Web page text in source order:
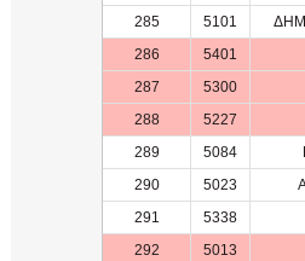
285
5101
286
5401
287
5300
288
5227
289
5084
290
5023
291
5338
292
5013